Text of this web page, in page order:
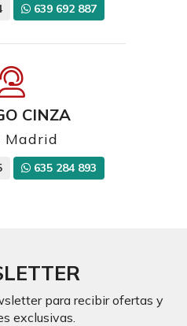
639 692 887
CINZA
Madrid
635 284 893
para recibir ofertas y
exclusivas.